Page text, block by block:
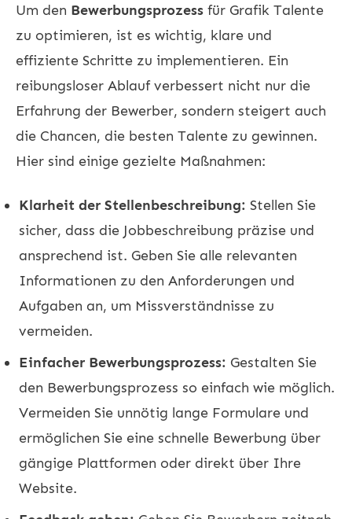
Um den Bewerbungsprozess für Grafik Talente
zu optimieren, ist es wichtig, klare und
effiziente Schritte zu implementieren. Ein
reibungsloser Ablauf verbessert nicht nur die
Erfahrung der Bewerber, sondern steigert auch
die Chancen, die besten Talente zu gewinnen.
Hier sind einige gezielte Maßnahmen:
Klarheit der Stellenbeschreibung: Stellen Sie
sicher, dass die Jobbeschreibung präzise und
ansprechend ist. Geben Sie alle relevanten
Informationen zu den Anforderungen und
Aufgaben an, um Missverständnisse zu
vermeiden.
Einfacher Bewerbungsprozess: Gestalten Sie
den Bewerbungsprozess so einfach wie möglich.
Vermeiden Sie unnötig lange Formulare und
ermöglichen Sie eine schnelle Bewerbung über
gängige Plattformen oder direkt über Ihre
Website.